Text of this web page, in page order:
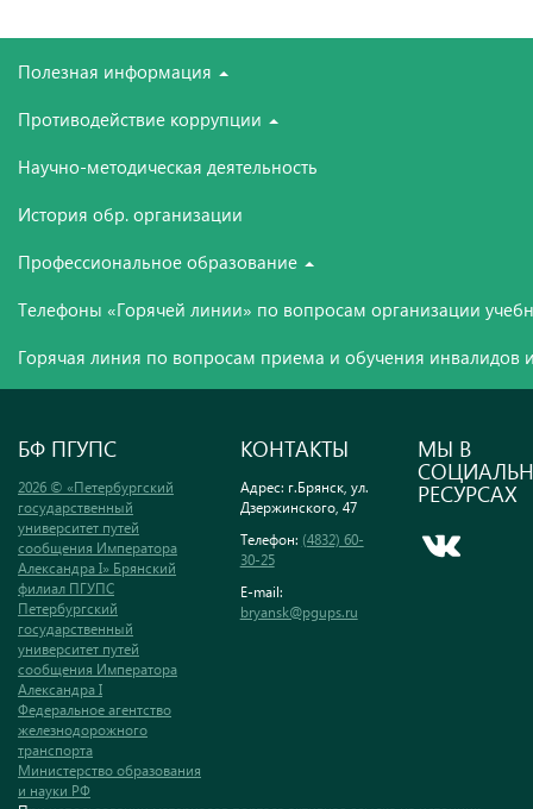
Полезная информация
Противодействие коррупции
Научно-методическая деятельность
История обр. организации
Профессиональное образование
Телефоны «Горячей линии» по вопросам организации
Горячая линия по вопросам приема и обучения инвалидов
БФ ПГУПС
2026 © «Петербургский
государственный
университет путей
сообщения Императора
Александра I» Брянский
филиал ПГУПС
Петербургский
государственный
университет путей
сообщения Императора
Александра I
Федеральное агентство
железнодорожного
транспорта
Министерство образования
и науки РФ
КОНТАКТЫ
Адрес: г.Брянск, ул.
Дзержинского, 47
Телефон: (4832) 60-
30-25
E-mail:
bryansk@pgups.ru
МЫ В
РЕСУРСАХ